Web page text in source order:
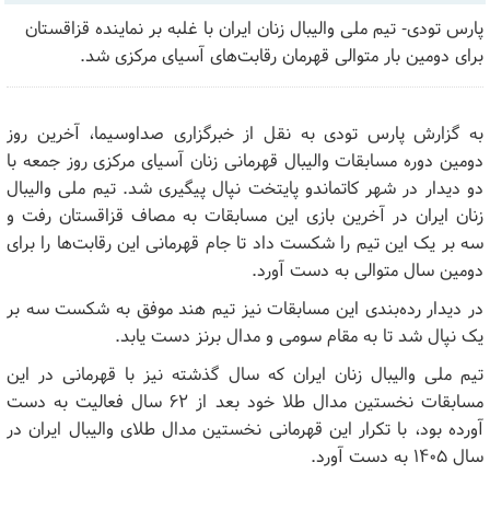
پارس تودی- تیم ملی والیبال زنان ایران با غلبه بر نماینده قزاقستان
برای دومین بار متوالی قهرمان رقابت‌های آسیای مرکزی شد.
به گزارش پارس تودی به نقل از خبرگزاری صداوسیما، آخرین روز
دومین دوره مسابقات والیبال قهرمانی زنان آسیای مرکزی روز جمعه با
دو دیدار در شهر کاتماندو پایتخت نپال پیگیری شد. تیم ملی والیبال
زنان ایران در آخرین بازی این مسابقات به مصاف قزاقستان رفت و
سه بر یک این تیم را شکست داد تا جام قهرمانی این رقابت‌ها را برای
دومین سال متوالی به دست آورد.
در دیدار رده‌بندی این مسابقات نیز تیم هند موفق به شکست سه بر
یک نپال شد تا به مقام سومی و مدال برنز دست یابد.
تیم ملی والیبال زنان ایران که سال گذشته نیز با قهرمانی در این
مسابقات نخستین مدال طلا خود بعد از ۶۲ سال فعالیت به دست
آورده بود، با تکرار این قهرمانی نخستین مدال طلای والیبال ایران در
سال ۱۴۰۵ به دست آورد.